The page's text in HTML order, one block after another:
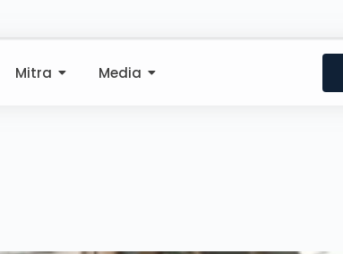
Mitra Media